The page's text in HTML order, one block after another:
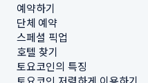
예약하기
단체 예약
스페셜 픽업
호텔 찾기
토요코인의 특징